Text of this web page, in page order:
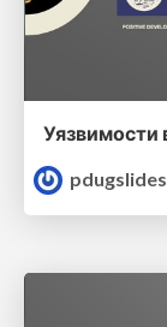
pdugslides